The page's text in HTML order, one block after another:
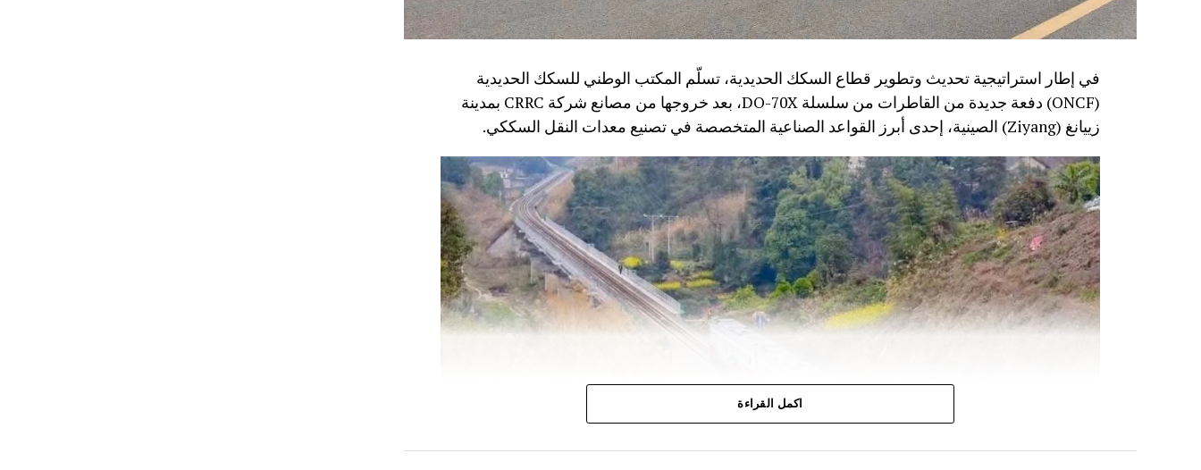
في إطار استراتيجية تحديث وتطوير قطاع السكك الحديدية، تسلّم المكتب الوطني للسكك الحديدية
(ONCF) دفعة جديدة من القاطرات من سلسلة DO-70X، بعد خروجها من مصانع شركة CRRC بمدينة
زييانغ (Ziyang) الصينية، إحدى أبرز القواعد الصناعية المتخصصة في تصنيع معدات النقل السككي.
اكمل القراءة